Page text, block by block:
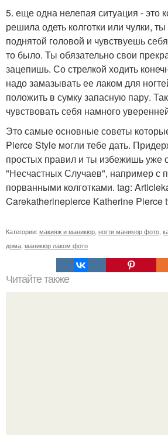
5. еще одна нелепая ситуация - это
решила одеть колготки или чулки,
поднятой головой и чувствуешь
то было. Ты обязательно свои
зацепишь. Со стрелкой ходить
надо замазывать ее лаком для
положить в сумку запасную пару.
чувствовать себя намного
Это самые основные советы
Pierce Style могли тебе дать.
простых правил и ты избежишь уже
"Несчастных Случаев", например с
порванными колготками. tag:
Carekatherinepierce Katherine Pierce
Категории: макияж и маникюр ногти маникюр фото
дома маникюр лаком фото
Читайте также